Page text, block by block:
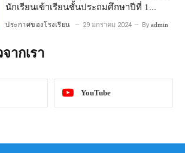
นักเรียนเข้าเรียนชั้นประถมศึกษาปีที่ 1
โครงการห้องเรียนพิเศษ วิทยาศาสตร์ และ
ประกาศของโรงเรียน 29 มกราคม 2024 By admin
ากเรา
YouTube